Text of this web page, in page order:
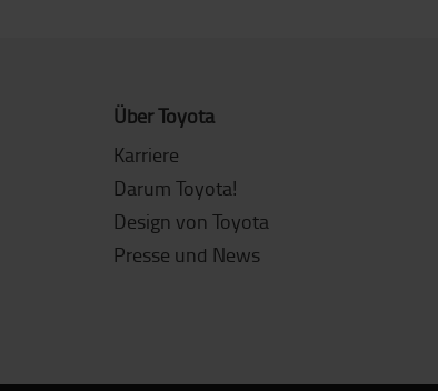
Über Toyota
Karriere
Darum Toyota!
Design von Toyota
Presse und News